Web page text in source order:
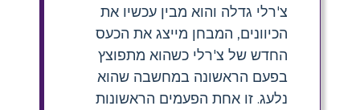
צ'רלי גדלה והוא מבין עכשיו את
הכיוונים, המבחן מייצג את הכעס
החדש של צ'רלי כשהוא מתפוצץ
בפעם הראשונה במחשבה שהוא
נלעג. זו אחת הפעמים הראשונות